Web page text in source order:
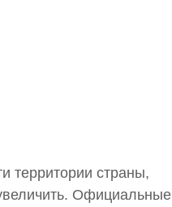
территории страны,
Официальные